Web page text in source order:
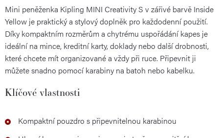
Mini peněženka Kipling MINI Creativity S v zářivé barvě Inside
Yellow je praktický a stylový doplněk pro každodenní použití.
Díky kompaktním rozměrům a chytrému uspořádání kapes je
ideální na mince, kreditní karty, doklady nebo další drobnosti,
které chcete mít organizované a vždy při ruce. Připevnit ji
můžete snadno pomocí karabiny na batoh nebo kabelku.
Klíčové vlastnosti
Kompaktní pouzdro s připevnitelnou karabinou